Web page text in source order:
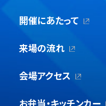
開催にあたって
来場の流れ
会場アクセス
お弁当・キッチンカー